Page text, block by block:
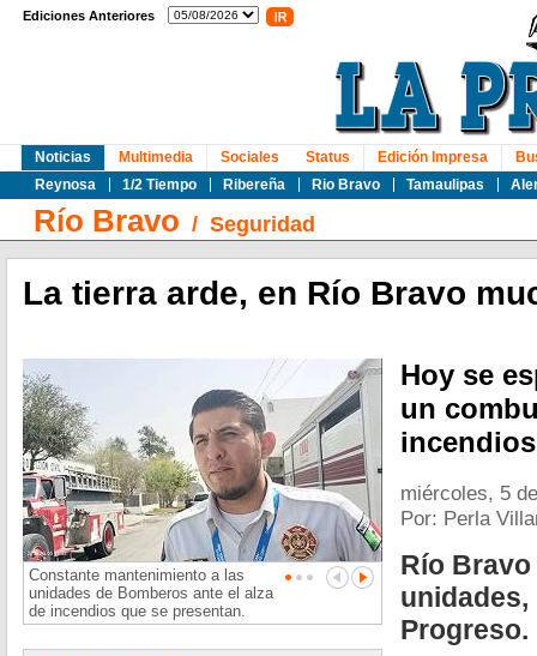
Ediciones Anteriores
Noticias
Reynosa
1/2 Tiempo Ribereña Rio Bravo Tamaulipas
Multimedia Sociales Status Edición Impresa
Río Bravo / Seguridad
La tierra arde, en Río Bravo
Constante mantenimiento a las
unidades de Bomberos ante el alza
de incendios que se presentan.
Hoy se
un
miércoles, 5
Por: Perla
Río
unidades,
Progreso.